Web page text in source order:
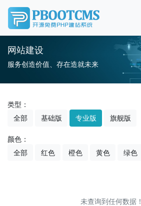
网站建设
服务创造价值、存在造就未来
类型：
全部
基础版 专业版 旗舰版
颜色：
全部
红色 橙色 黄色 绿色
未查询到任何数据！